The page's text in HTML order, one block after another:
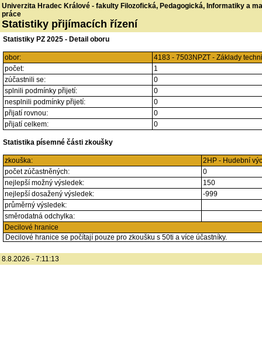
Univerzita Hradec Králové - fakulty Filozofická, Pedagogická, Informatiky a
práce
Statistiky přijímacích řízení
Statistiky PZ 2025 - Detail oboru
obor:
4183 - 7503NPZT - Základy
počet:
1
zúčastnili se:
0
splnili podmínky přijetí:
0
nesplnili podmínky přijetí:
0
přijatí rovnou:
0
přijatí celkem:
0
Statistika písemné části zkoušky
zkouška:
2HP - Hudební
počet zúčastněných:
0
nejlepší možný výsledek:
150
nejlepší dosažený výsledek:
-999
průměrný výsledek:
směrodatná odchylka:
Decilové hranice
Decilové hranice se počítají pouze pro zkoušku s 50ti a více účastníky.
8.8.2026 - 7:11:13